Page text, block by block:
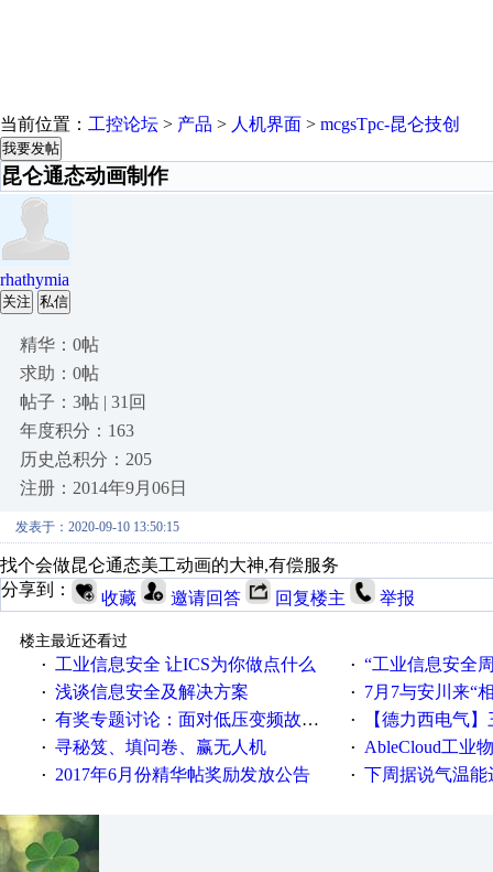
当前位置： 工控论坛 > 产品 > 人机界面 > mcgsTpc-昆仑技创
我要发帖
昆仑通态动画制作
rhathymia
关注 私信
精华：0帖
求助：0帖
帖子：3帖 | 31回
年度积分：163
历史总积分：205
注册：2014年9月06日
发表于：2020-09-10 13:50:15
找个会做昆仑通态美工动画的大神,有偿服务
分享到：
收藏 邀请回答 回复楼主 举报
楼主最近还看过
·
工业信息安全 让ICS为你做点什么 · “工业信息安全周之我见”
· 浅谈信息安全及解决方案 · 7月7与安川来“
· 有奖专题讨论：面对低压变频故障，老手是这样解决的！ · 【德力西电气】三
· 寻秘笈、填问卷、赢无人机 · AbleCloud工业物联
· 2017年6月份精华帖奖励发放公告 · 下周据说气温能